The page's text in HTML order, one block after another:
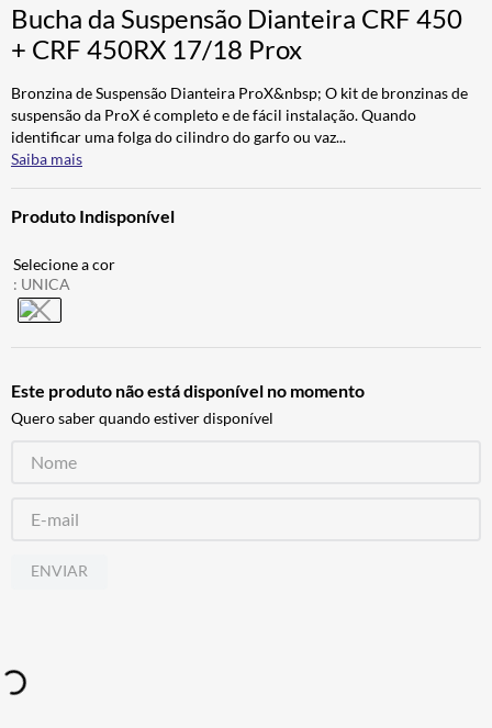
Bucha da Suspensão Dianteira CRF 450
+ CRF 450RX 17/18 Prox
Bronzina de Suspensão Dianteira ProX&nbsp; O kit de bronzinas de
suspensão da ProX é completo e de fácil instalação. Quando
identificar uma folga do cilindro do garfo ou vaz...
Saiba mais
Produto Indisponível
: UNICA
Este produto não está disponível no momento
Quero saber quando estiver disponível
ENVIAR
5º LUVA
6º ALPINESTAR
7º BAU
8º CALÇA
9º AIROH
10º BOTAS